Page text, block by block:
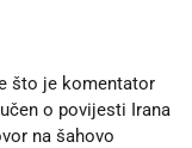
što je komentator
o povijesti Irana
na šahovo